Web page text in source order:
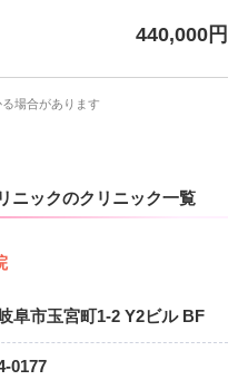
440,000円
場合があります
ニックのクリニック一覧
阜市玉宮町1-2 Y2ビル BF
0177